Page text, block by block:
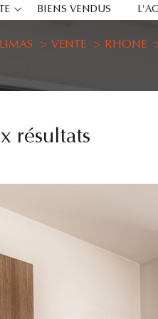
BIENS VENDUS
VENTE RHONE
résultats